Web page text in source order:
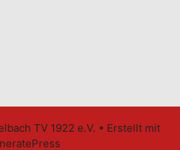
TV 1922 e.V. • Erstellt mit